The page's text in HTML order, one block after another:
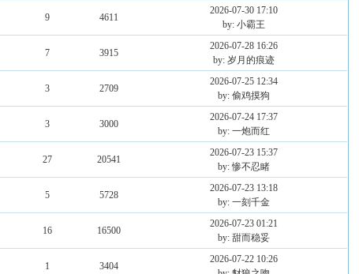
9 4611
2026-07-30 17:10
by: 小霸王
7 3915
2026-07-28 16:26
by: 岁月的痕迹
3 2709
2026-07-25 12:34
by: 偷鸡摸狗
3 3000
2026-07-24 17:37
by: 一炮而红
27 20541
2026-07-23 15:37
by: 惨不忍睹
5 5728
2026-07-23 13:18
by: 一刻千金
16 16500
2026-07-23 01:21
by: 甜而稳妥
1 3404
2026-07-22 10:26